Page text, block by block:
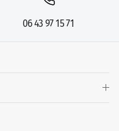
06 43 97 15 71